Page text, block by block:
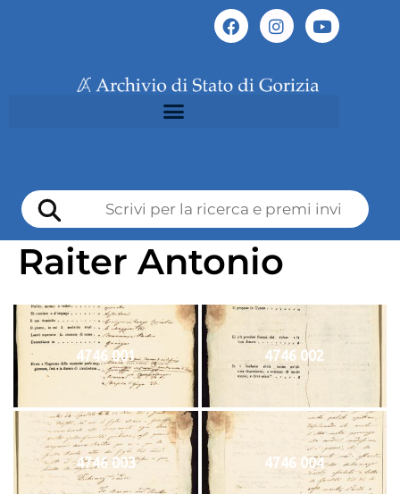
Raiter Antonio
4746 001 4746 002
4746 003 4746 004